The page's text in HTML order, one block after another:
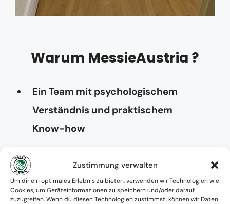
Zustimmung verwalten
Um dir ein optimales Erlebnis zu bieten, verwenden wir Technologien wie
Cookies, um Geräteinformationen zu speichern und/oder darauf
zuzugreifen. Wenn du diesen Technologien zustimmst, können wir Daten
Warum MessieAustria ?
Ein Team mit psychologischem
Verständnis und praktischem
Know-how
Absolute Diskretion & keine
Zusammenarbeit mit Ämtern ohne